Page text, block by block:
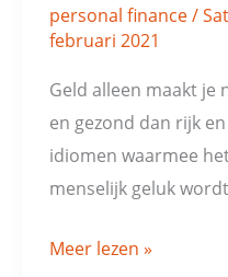
personal finance/
februari 2021
Geld alleen maakt je
en gezond dan rijk
idiomen waarmee
menselijk geluk
Meer lezen »